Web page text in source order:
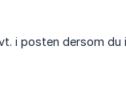
i posten dersom du